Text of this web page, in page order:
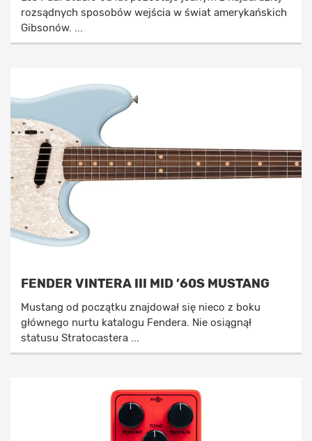
rozsądnych sposobów wejścia w świat amerykańskich
Gibsonów. ...
FENDER VINTERA III MID ’60S MUSTANG
Mustang od początku znajdował się nieco z boku
głównego nurtu katalogu Fendera. Nie osiągnął
statusu Stratocastera ...